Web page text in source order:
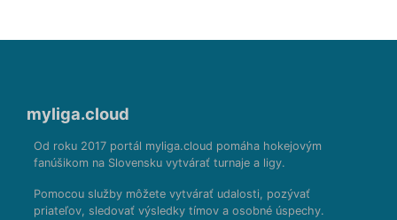
myliga.cloud
Od roku 2017 portál myliga.cloud pomáha hokejovým
fanúšikom na Slovensku vytvárať turnaje a ligy.
Pomocou služby môžete vytvárať udalosti, pozývať
priateľov, sledovať výsledky tímov a osobné úspechy.